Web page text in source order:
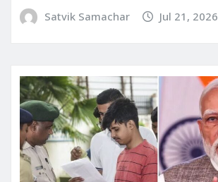
Satvik Samachar Jul 21, 2026